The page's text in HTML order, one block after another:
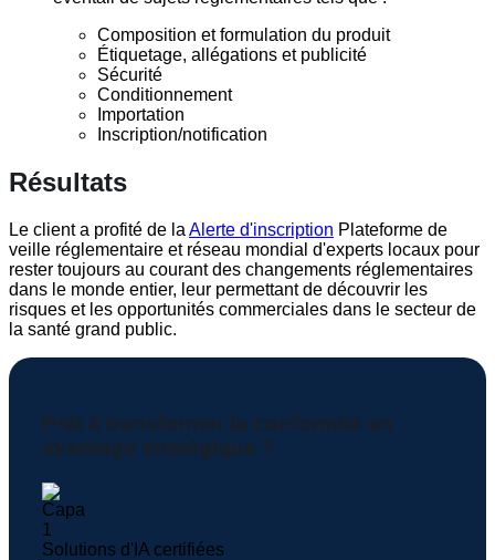
Composition et formulation du produit
Étiquetage, allégations et publicité
Sécurité
Conditionnement
Importation
Inscription/notification
Résultats
Le client a profité de la Alerte d'inscription Plateforme de
veille réglementaire et réseau mondial d'experts locaux pour
rester toujours au courant des changements réglementaires
dans le monde entier, leur permettant de découvrir les
risques et les opportunités commerciales dans le secteur de
la santé grand public.
Prêt à transformer la conformité en
avantage stratégique ?
Solutions d'IA certifiées